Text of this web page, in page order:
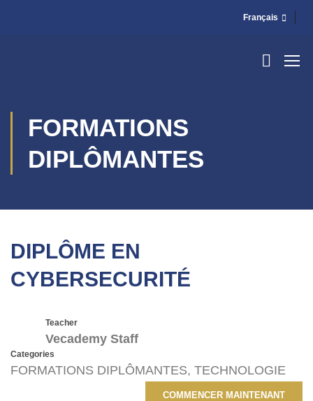
Français
FORMATIONS
DIPLÔMANTES
DIPLÔME EN
CYBERSECURITÉ
Teacher
Vecademy Staff
Categories
FORMATIONS DIPLÔMANTES, TECHNOLOGIE
COMMENCER MAINTENANT